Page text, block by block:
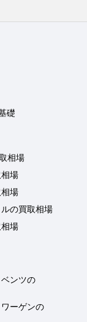
礎
相場
場
場
の買取相場
場
ベンツの
ーゲンの